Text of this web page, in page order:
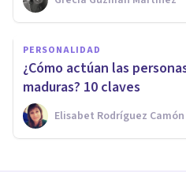
PERSONALIDAD
¿Cómo actúan las
maduras? 10 claves
Elisabet Rodríguez Camón